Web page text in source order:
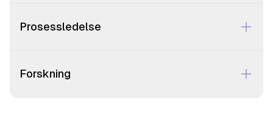
Prosessledelse
Forskning